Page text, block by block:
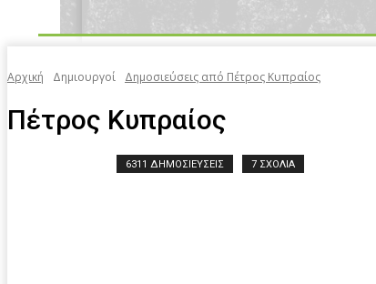
Tests
Αρχική Δημιουργοί Δημοσιεύσεις από Πέτρος Κυπραίος
Πέτρος Κυπραίος
6311 ΔΗΜΟΣΙΕΥΣΕΙΣ 7 ΣΧΟΛΙΑ